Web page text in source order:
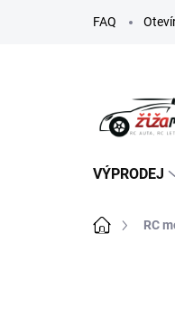
FAQ
VÝPRODEJ
Domů RC